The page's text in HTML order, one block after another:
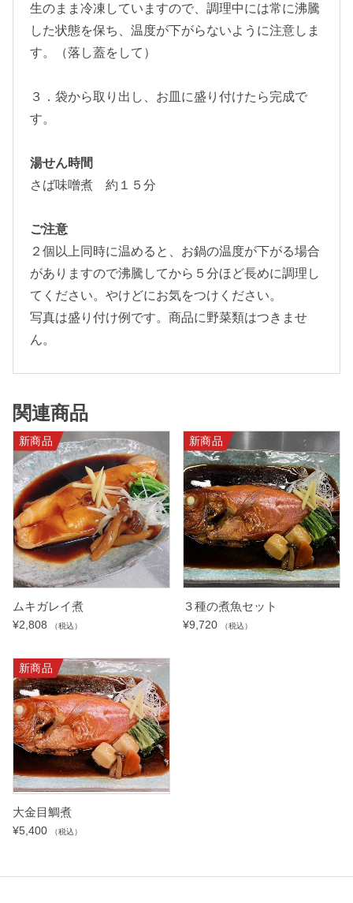
生のまま冷凍していますので、調理中には常に沸騰
した状態を保ち、温度が下がらないように注意しま
す。（落し蓋をして）
３．袋から取り出し、お皿に盛り付けたら完成で
す。
湯せん時間
さば味噌煮 約１５分
ご注意
２個以上同時に温めると、お鍋の温度が下がる場合
がありますので沸騰してから５分ほど長めに調理し
てください。やけどにお気をつけください。
写真は盛り付け例です。商品に野菜類はつきませ
ん。
関連商品
新商品
ムキガレイ煮
¥2,808 （税込）
新商品
３種の煮魚セット
¥9,720 （税込）
新商品
大金目鯛煮
¥5,400 （税込）